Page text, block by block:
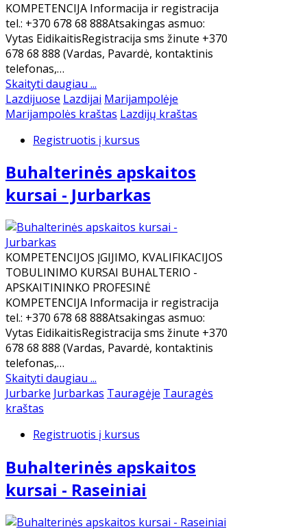
KOMPETENCIJA Informacija ir registracija
tel.: +370 678 68 888Atsakingas asmuo:
Vytas EidikaitisRegistracija sms žinute +370
678 68 888 (Vardas, Pavardė, kontaktinis
telefonas,…
Skaityti daugiau ...
Lazdijuose Lazdijai Marijampolėje
Marijampolės kraštas Lazdijų kraštas
Registruotis į kursus
Buhalterinės apskaitos
kursai - Jurbarkas
KOMPETENCIJOS ĮGIJIMO, KVALIFIKACIJOS
TOBULINIMO KURSAI BUHALTERIO -
APSKAITININKO PROFESINĖ
KOMPETENCIJA Informacija ir registracija
tel.: +370 678 68 888Atsakingas asmuo:
Vytas EidikaitisRegistracija sms žinute +370
678 68 888 (Vardas, Pavardė, kontaktinis
telefonas,…
Skaityti daugiau ...
Jurbarke Jurbarkas Tauragėje Tauragės
kraštas
Registruotis į kursus
Buhalterinės apskaitos
kursai - Raseiniai